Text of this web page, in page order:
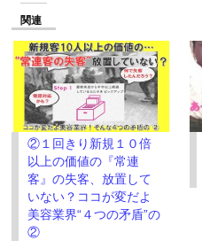
Twitter
共
有
(新
し
い
ウ
ィ
ン
ド
ウ
で
開
き
ま
す)
リ
ッ
ク
し
て
く
だ
さ
い
(新
し
い
ウ
ィ
ン
ド
ウ
で
関連
②１回きり新規１０倍
以上の価値の『常連
客』の失客、放置して
いない？ココが変だよ
美容業界“４つの矛盾”の
②